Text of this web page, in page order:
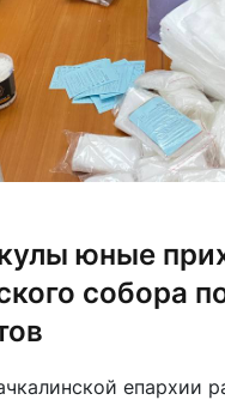
юные
собора
епархии